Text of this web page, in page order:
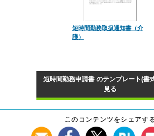
短時間勤務取扱通知書（介
護）
短時間勤務申請書 のテンプレート(書
見る
このコンテンツをシェアす